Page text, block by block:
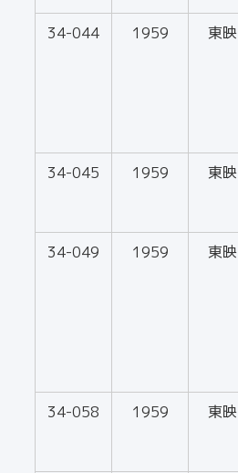
34-044
1959 東映
34-045 1959 東映
34-049 1959 東映
34-058 1959 東映